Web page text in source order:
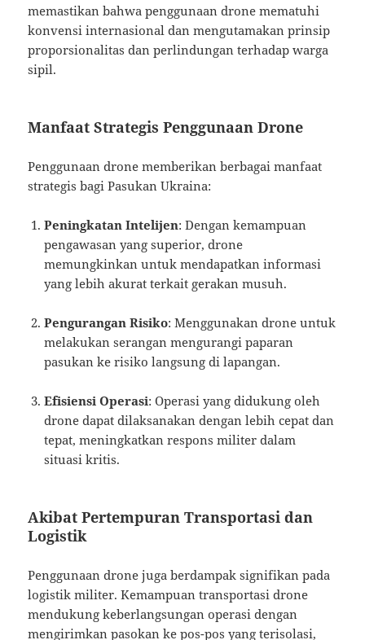
memastikan bahwa penggunaan drone mematuhi
konvensi internasional dan mengutamakan prinsip
proporsionalitas dan perlindungan terhadap warga
sipil.
Manfaat Strategis Penggunaan Drone
Penggunaan drone memberikan berbagai manfaat
strategis bagi Pasukan Ukraina:
Peningkatan Intelijen: Dengan kemampuan
pengawasan yang superior, drone
memungkinkan untuk mendapatkan informasi
yang lebih akurat terkait gerakan musuh.
Pengurangan Risiko: Menggunakan drone untuk
melakukan serangan mengurangi paparan
pasukan ke risiko langsung di lapangan.
Efisiensi Operasi: Operasi yang didukung oleh
drone dapat dilaksanakan dengan lebih cepat dan
tepat, meningkatkan respons militer dalam
situasi kritis.
Akibat Pertempuran Transportasi dan
Logistik
Penggunaan drone juga berdampak signifikan pada
logistik militer. Kemampuan transportasi drone
mendukung keberlangsungan operasi dengan
mengirimkan pasokan ke pos-pos yang terisolasi,